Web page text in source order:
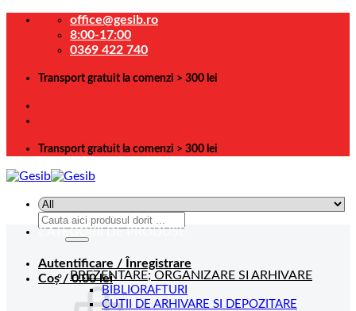
Skip
office@gesib.ro
8:00-17:00
0369 422 740
Transport gratuit la comenzi > 300 lei
Transport gratuit la comenzi > 300 lei
Caută
Autentificare / Înregistrare
Coș /0.00lei
CATEGORII DE PRODUSE
PREZENTARE; ORGANIZARE SI ARHIVARE
BIBLIORAFTURI
CUTII DE ARHIVARE SI DEPOZITARE